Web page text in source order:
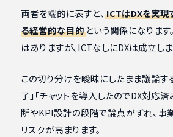
両者を端的に表すと、 ICTはDXを実現
る経営的な目的という関係になります
はありますが、ICTなしにDXは成立しま
この切り分けを曖昧にしたまま議論す
了」「チャットを導入したのでDX対応
断やKPI設計の段階で論点がずれ、
リスクが高まります。